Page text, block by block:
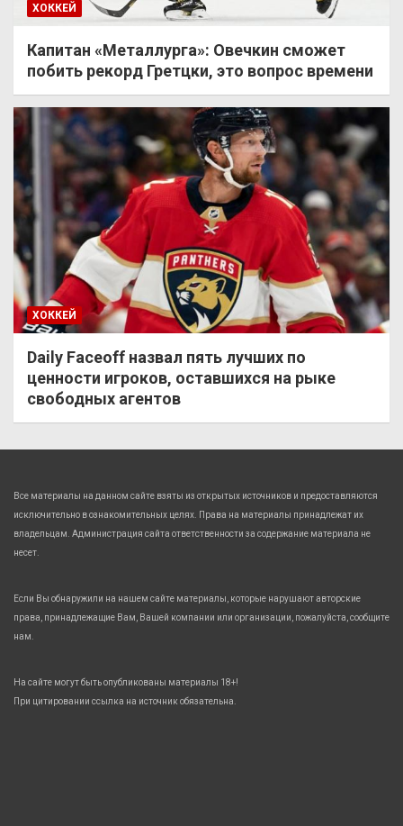
ХОККЕЙ
Капитан «Металлурга»: Овечкин сможет
побить рекорд Гретцки, это вопрос времени
ХОККЕЙ
Daily Faceoff назвал пять лучших по
ценности игроков, оставшихся на рыке
свободных агентов
Все материалы на данном сайте взяты из открытых источников и предоставляются
исключительно в ознакомительных целях. Права на материалы принадлежат их
владельцам. Администрация сайта ответственности за содержание материала не
несет.
Если Вы обнаружили на нашем сайте материалы, которые нарушают авторские
права, принадлежащие Вам, Вашей компании или организации, пожалуйста, сообщите
нам.
На сайте могут быть опубликованы материалы 18+!
При цитировании ссылка на источник обязательна.